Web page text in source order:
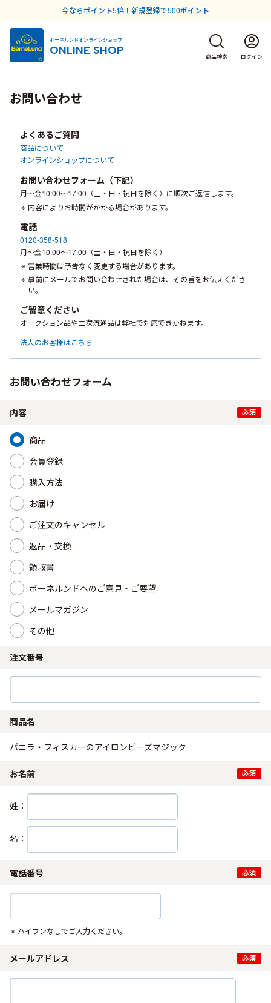
今ならポイント5倍！新規登録で500ポイント
ボーネルンドオンラインショップ
ONLINE SHOP 商品検索 ログイン
お問い合わせ
よくあるご質問
商品について
オンラインショップについて
お問い合わせフォーム（下記）
月〜金10:00〜17:00（土・日・祝日を除く）に順次ご返信します。
内容によりお時間がかかる場合があります。
電話
0120-358-518
月〜金10:00〜17:00（土・日・祝日を除く）
営業時間は予告なく変更する場合があります。
事前にメールでお問い合わせされた場合は、その旨をお伝えくださ
い。
ご留意ください
オークション品や二次流通品は弊社で対応できかねます。
法人のお客様はこちら
お問い合わせフォーム
内容
商品
会員登録
購入方法
お届け
ご注文のキャンセル
返品・交換
領収書
ボーネルンドへのご意見・ご要望
メールマガジン
その他
注文番号
商品名
パニラ・フィスカーのアイロンビーズマジック
お名前
姓：
名：
電話番号
ハイフンなしでご入力ください。
メールアドレス